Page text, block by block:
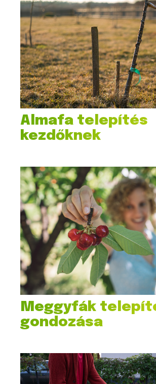
Almafa telepítés
kezdőknek
Meggyfák
gondozása